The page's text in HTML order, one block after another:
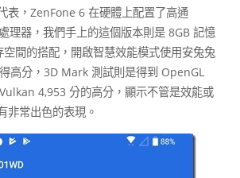
表，ZenFone 6 在硬體上配置了高通
理器，我們手上的這個版本則是 8GB 記憶
間的搭配，開啟智慧效能模式使用安兔兔
高分，3D Mark 測試則是得到 OpenGL
4,953 分的高分，顯示不管是效能或
非常出色的表現。